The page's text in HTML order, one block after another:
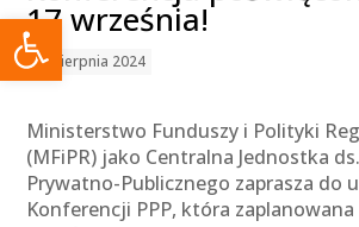
Otwórz pasek narzędzi
17 września!
26 sierpnia 2024
Ministerstwo Funduszy i Polityki
(MFiPR) jako Centralna Jednostka
Prywatno-Publicznego zaprasza do
Konferencji PPP, która zaplanowana